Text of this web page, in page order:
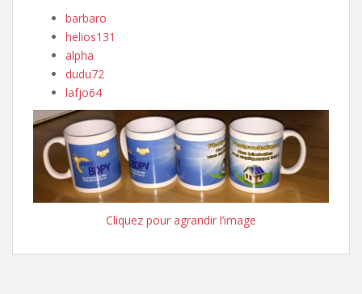
barbaro
helios131
alpha
dudu72
lafjo64
Cliquez pour agrandir l’image